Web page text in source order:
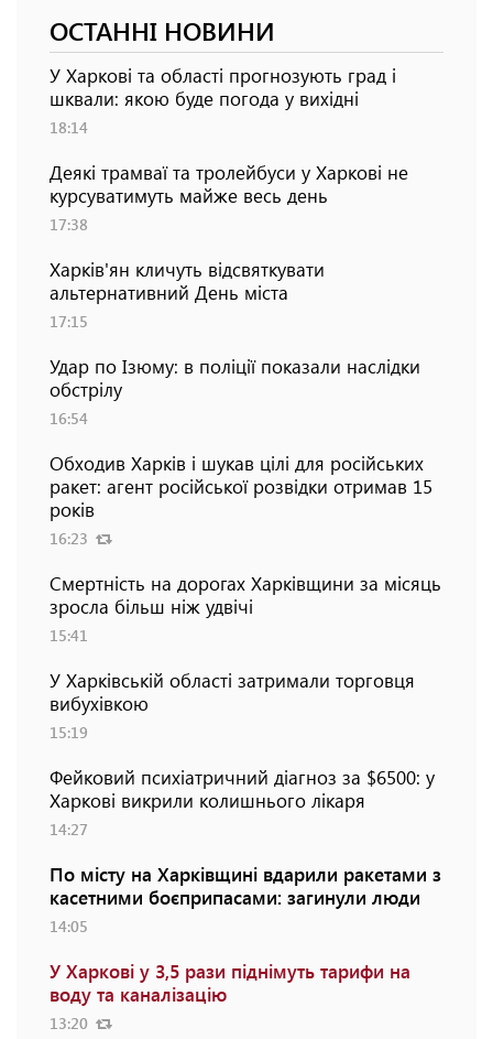
ОСТАННІ НОВИНИ
У Харкові та області прогнозують град і
шквали: якою буде погода у вихідні
18:14
Деякі трамваї та тролейбуси у Харкові не
курсуватимуть майже весь день
17:38
Харків'ян кличуть відсвяткувати
альтернативний День міста
17:15
Удар по Ізюму: в поліції показали наслідки
обстрілу
16:54
Обходив Харків і шукав цілі для російських
ракет: агент російської розвідки отримав 15
років
16:23
Смертність на дорогах Харківщини за місяць
зросла більш ніж удвічі
15:41
У Харківській області затримали торговця
вибухівкою
15:19
Фейковий психіатричний діагноз за $6500: у
Харкові викрили колишнього лікаря
14:27
По місту на Харківщині вдарили ракетами з
касетними боєприпасами: загинули люди
14:05
У Харкові у 3,5 рази піднімуть тарифи на
воду та каналізацію
13:20